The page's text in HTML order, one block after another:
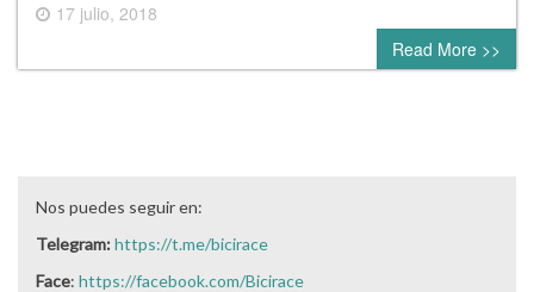
17 julio, 2018
0 comment
Read More >>
Nos puedes seguir en:
Telegram:https://t.me/bicirace
Face: https://facebook.com/Bicirace